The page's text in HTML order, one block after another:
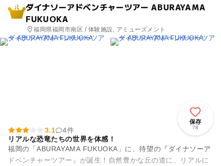
1
ダイナソーアドベンチャーツアー ABURAYAMA
FUKUOKA
福岡県福岡市南区 / 体験施設, アミューズメント
保存
78
3.1
4件
リアルな恐竜たちの世界を体感！
福岡の「ABURAYAMA FUKUOKA」に、待望の『ダイナソーア
ドベンチャーツアー』が誕生！自然豊かな丘の道に、リアルに